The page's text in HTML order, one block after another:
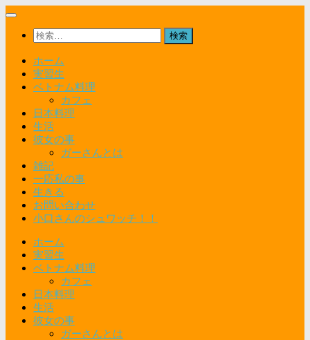
コ
検
索:
ホーム
実習生
ベトナム料理
カフェ
日本料理
生活
彼女の事
ガーさんとは
雑記
一応私の事
生きる
お問い合わせ
小口さんのシュワッチ！！
ホーム
実習生
ベトナム料理
カフェ
日本料理
生活
彼女の事
ガーさんとは